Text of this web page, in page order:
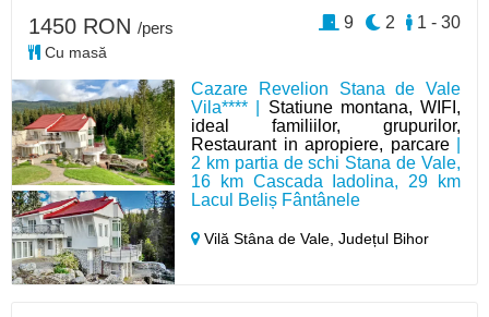
Cazare Revelion Stana de Vale
Vila**** | Statiune montana, WIFI,
ideal familiilor, grupurilor,
Restaurant in apropiere, parcare|
2 km partia de schi Stana de Vale,
16 km Cascada Iadolina, 29 km
Lacul Beliș Fântânele
Vilă Stâna de Vale,Județul Bihor
1450 RON /pers
Cu masă
1 - 30
2
9